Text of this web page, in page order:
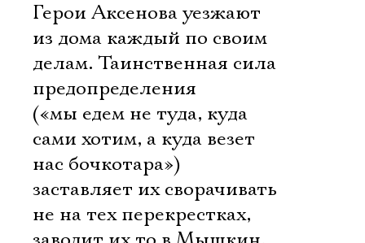
Герои Аксенова уезжают
из дома каждый по своим
делам. Таинственная сила
предопределения
(«мы едем не туда, куда
сами хотим, а куда везет
нас бочкотара»)
заставляет их сворачивать
не на тех перекрестках,